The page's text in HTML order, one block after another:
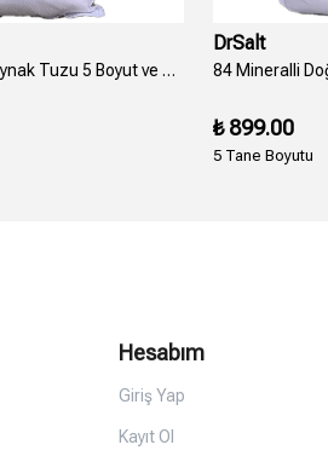
84 Mineralli Doğal Kaynak Tuzu 5 Boyut ve Numara Bez Paket - 1000 Gr.
DrSalt
₺ 899.00
5 Tane Boyutu
Hesabım
Giriş Yap
Kayıt Ol